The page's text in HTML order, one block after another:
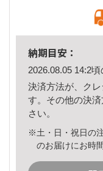
納期目安：
2026.08.05 14:2
決済方法が、ク
す。その他の決
さい。
※土・日・祝日の
のお届けにお時